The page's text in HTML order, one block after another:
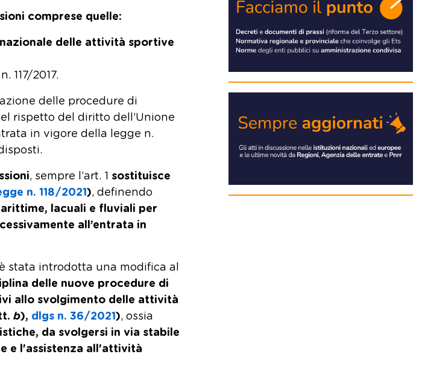
comprese quelle:
delle attività sportive
117/2017.
delle procedure di
rispetto del diritto dell’Unione
in vigore della legge n.
, sempre l’art. 1 sostituisce
n. 118/2021), definendo
lacuali e fluviali per
all’entrata in
stata introdotta una modifica al
delle nuove procedure di
allo svolgimento delle attività
b), dlgs n. 36/2021), ossia
da svolgersi in via stabile
e l'assistenza all'attività